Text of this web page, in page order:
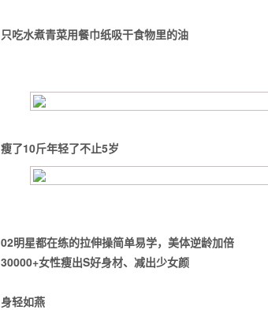
只吃水煮青菜用餐巾纸吸干食物里的油
瘦了10斤年轻了不止5岁
02明星都在练的拉伸操简单易学，美体逆龄加倍
30000+女性瘦出S好身材、减出少女颜
身轻如燕